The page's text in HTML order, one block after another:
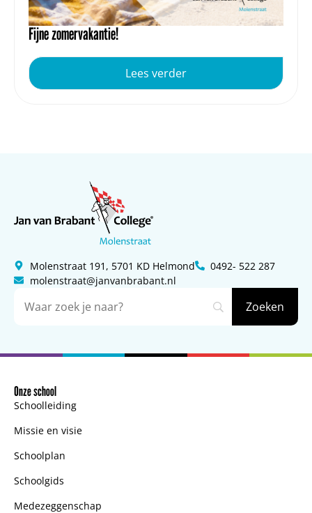
Fijne zomervakantie!
Lees verder
Molenstraat 191, 5701 KD Helmond
0492- 522 287
molenstraat@janvanbrabant.nl
Onze school
Schoolleiding
Missie en visie
Schoolplan
Schoolgids
Medezeggenschap